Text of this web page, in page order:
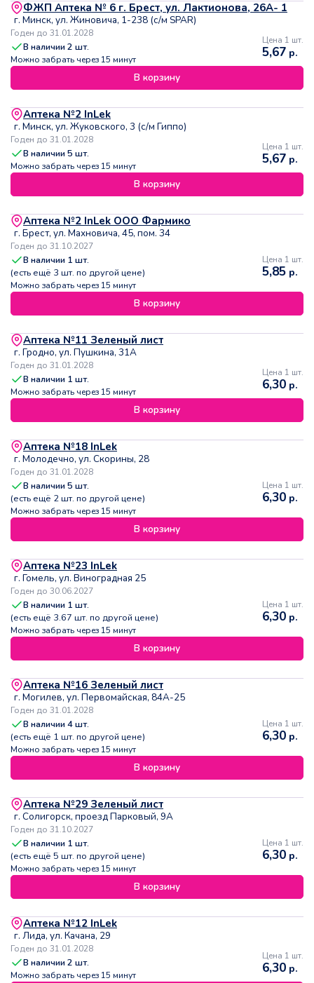
ФЖП Аптека № 6 г. Брест, ул. Лактионова, 26А- 1
г. Минск, ул. Жиновича, 1-238 (с/м SPAR)
Годен до 31.01.2028
В наличии2 шт.
Можно забрать через 15 минут
Цена 1 шт.
5,67 р.
В корзину
Аптека №2 InLek
г. Минск, ул. Жуковского, 3 (с/м Гиппо)
Годен до 31.01.2028
В наличии5 шт.
Можно забрать через 15 минут
Цена 1 шт.
5,67 р.
В корзину
Аптека №2 InLek ООО Фармико
г. Брест, ул. Махновича, 45, пом. 34
Годен до 31.10.2027
В наличии 1 шт.
(есть ещё 3 шт. по другой цене)
Можно забрать через 15 минут
Цена 1 шт.
5,85 р.
В корзину
Аптека №11 Зеленый лист
г. Гродно, ул. Пушкина, 31А
Годен до 31.01.2028
В наличии 1 шт.
Можно забрать через 15 минут
Цена 1 шт.
6,30 р.
В корзину
Аптека №18 InLek
г. Молодечно, ул. Скорины, 28
Годен до 31.01.2028
В наличии5 шт.
(есть ещё 2шт. по другой цене)
Можно забрать через 15 минут
Цена 1 шт.
6,30 р.
В корзину
Аптека №23 InLek
г. Гомель, ул. Виноградная 25
Годен до 30.06.2027
В наличии 1 шт.
(есть ещё 3.67 шт. по другой цене)
Можно забрать через 15 минут
Цена 1 шт.
6,30 р.
В корзину
Аптека №16 Зеленый лист
г. Могилев, ул. Первомайская, 84А-25
Годен до 31.01.2028
В наличии4шт.
(есть ещё 1 шт. по другой цене)
Можно забрать через 15 минут
Цена 1 шт.
6,30 р.
В корзину
Аптека №29 Зеленый лист
г. Солигорск, проезд Парковый, 9А
Годен до 31.10.2027
В наличии 1 шт.
(есть ещё 5 шт. по другой цене)
Можно забрать через 15 минут
Цена 1 шт.
6,30 р.
В корзину
Аптека №12 InLek
г. Лида, ул. Качана, 29
Годен до 31.01.2028
В наличии2 шт.
Можно забрать через 15 минут
Цена 1 шт.
6,30 р.